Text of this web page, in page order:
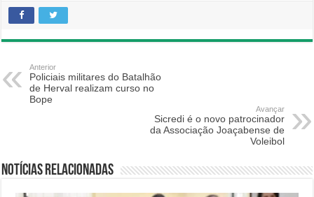
Anterior
Policiais militares do Batalhão
de Herval realizam curso no
Bope
Avançar
Sicredi é o novo patrocinador
da Associação Joaçabense de
Voleibol
Notícias relacionadas